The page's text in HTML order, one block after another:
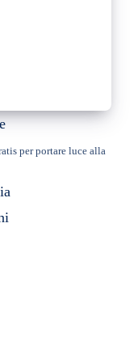
per portare luce alla